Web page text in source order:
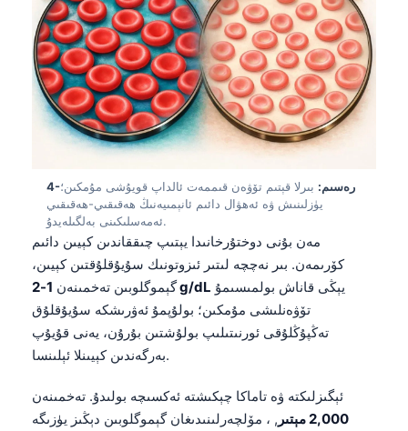
4-رەسىم: بىرلا قېتىم تۆۋەن قىممەت ئالداپ قويۇشى مۇمكىن؛
يۈزلىنىش ۋە ئەھۋال دائىم ئانېمىيەنىڭ ھەقىقىي-ھەقىقىي
ئەمەسلىكىنى بەلگىلەيدۇ.
مەن بۇنى دوختۇرخانىدا يېتىپ چىققاندىن كېيىن دائىم
كۆرىمەن. بىر نەچچە لىتىر ئىزوتونىك سۇيۇقلۇقتىن كېيىن،
گېموگلوبىن تەخمىنەن1-2 g/dL
تۆۋەنلىشى مۇمكىن؛ بولۇپمۇ ئەۋرىشكە سۇيۇقلۇق
تەڭپۇڭلۇقى ئورنىتىلىپ بولۇشتىن بۇرۇن، يەنى قۇيۇپ
بەرگەندىن كېيىنلا ئېلىنسا.
ئېگىزلىكتە ۋە تاماكا چېكىشتە ئەكسىچە بولىدۇ. تەخمىنەن
2,000 مېتىر
, ، مۆلچەرلىنىدىغان گېموگلوبىن دېڭىز يۈزىگە